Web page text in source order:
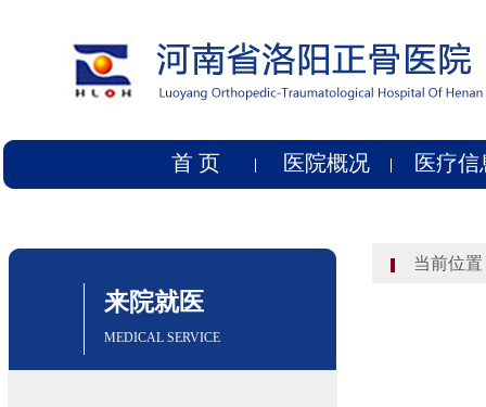
首 页 医院概况 医疗信
来院就医
MEDICAL SERVICE
当前位置